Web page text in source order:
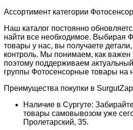
Ассортимент категории
Наш каталог постоянно
найти все необходимое. Выбирая
товары у нас, вы получаете
контроль. Мы понимаем, как важен
поэтому поддерживаем
группы Фотосенсорные товары на
Преимущества покупки в
Наличие в Сургуте:
товары самовывозом уже
Пролетарский, 35.